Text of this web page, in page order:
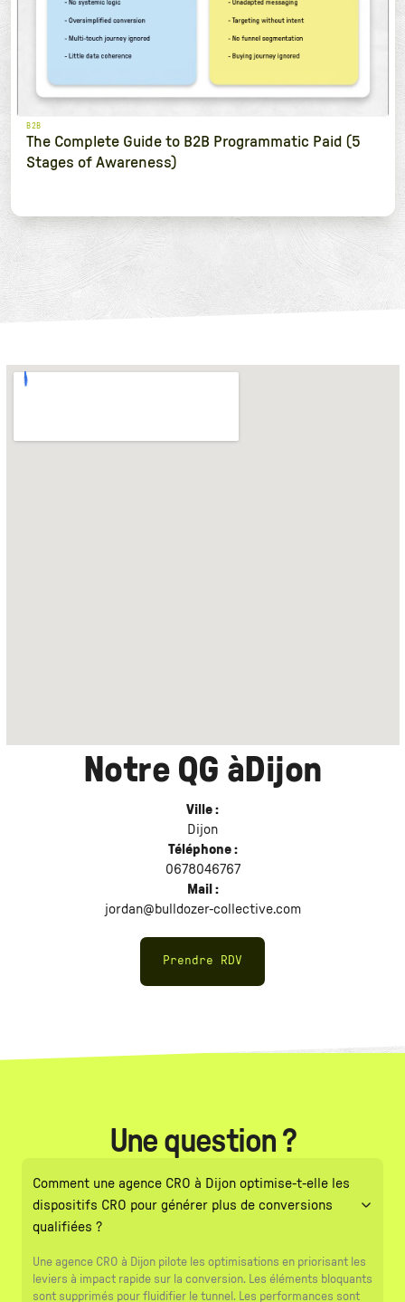
B2B
The Complete Guide to B2B Programmatic Paid (5
Stages of Awareness)
Notre QG à Dijon
Ville :
Dijon
Téléphone :
0678046767
Mail :
jordan@bulldozer-collective.com
Prendre RDV
Une question ?
Comment une agence CRO à Dijon optimise-t-elle les
dispositifs CRO pour générer plus de conversions
qualifiées ?
Une agence CRO à Dijon pilote les optimisations en priorisant les
leviers à impact rapide sur la conversion. Les éléments bloquants
sont supprimés pour fluidifier le tunnel. Les performances sont